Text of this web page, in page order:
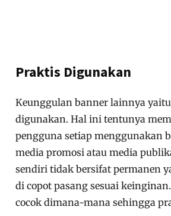
Praktis Digunakan
Keunggulan banner lainnya
digunakan. Hal ini tentunya
pengguna setiap menggunakan
media promosi atau media
sendiri tidak bersifat permanen
di copot pasang sesuai
cocok dimana-mana sehingga